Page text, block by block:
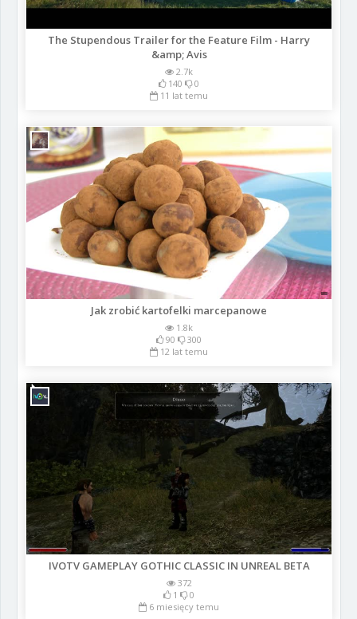
The Stupendous Trailer for the Feature Film - Harry
&amp; Avis
2.7k
140
0
11 lat temu
Jak zrobić kartofelki marcepanowe
1.8k
90
300
12 lat temu
IVOTV GAMEPLAY GOTHIC CLASSIC IN UNREAL BETA
372
1
0
6 miesięcy temu